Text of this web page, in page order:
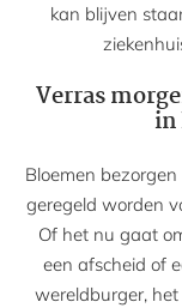
kan blijven
Verras
in
Bloemen
geregeld worden
Of het nu gaat
een afscheid of
wereldburger,